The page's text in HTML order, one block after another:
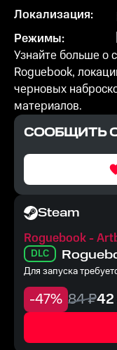
Локализация:
Режимы:
Узнайте больше о
Roguebook,
черновых
материалов.
СООБЩИТЬ
Steam
Roguebook -
DLC
Для запуска
-47% 84₽42